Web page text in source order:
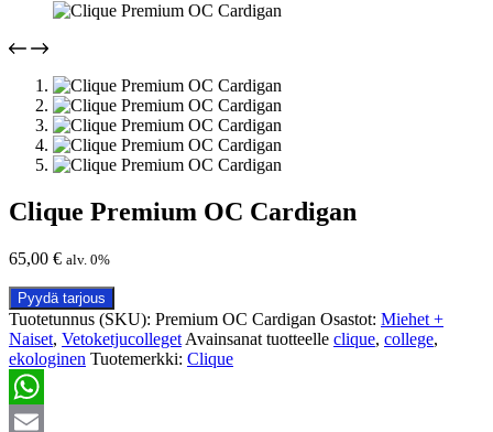
Clique Premium OC Cardigan
65,00 € alv. 0%
Pyydä tarjous
Tuotetunnus (SKU): Premium OC Cardigan Osastot: Miehet +
Naiset, Vetoketjucolleget Avainsanat tuotteelle clique, college,
ekologinen Tuotemerkki: Clique
WhatsApp